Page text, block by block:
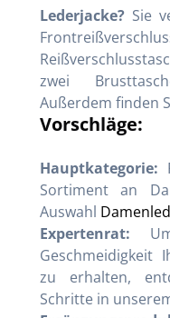
Lederjacke? Sie
zwei
Außerdem finden
Vorschläge:
Hauptkategorie:
Sortiment an
Auswahl
Expertenrat:
Geschmeidigkeit
zu erhalten,
Schritte in